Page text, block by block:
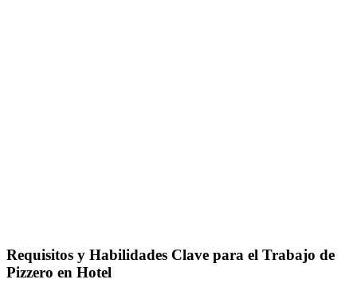
Requisitos y Habilidades Clave para el Trabajo de
Pizzero en Hotel